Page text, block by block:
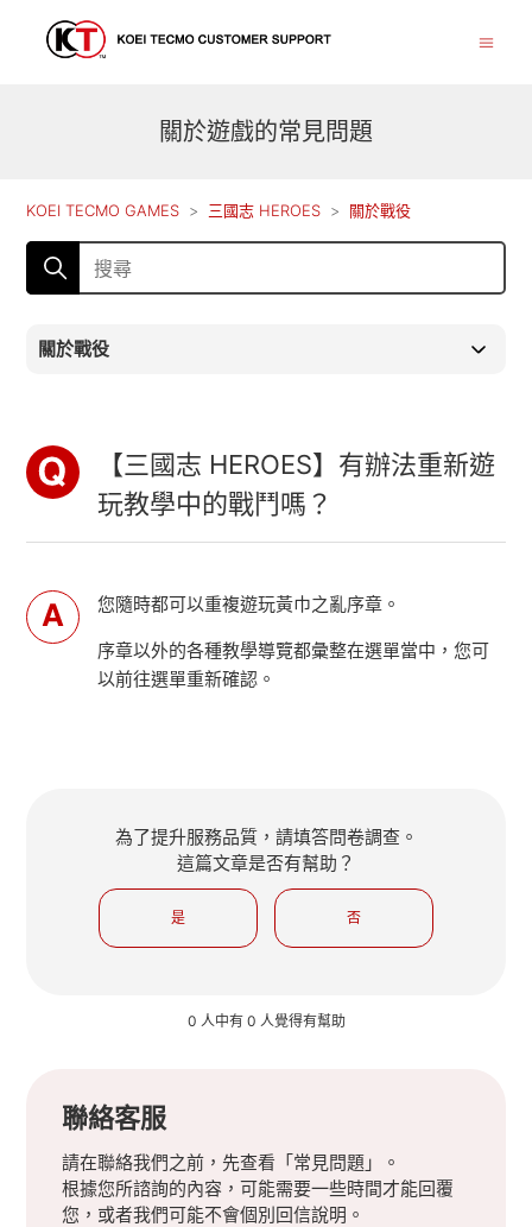
關於遊戲的常見問題
KOEI TECMO GAMES 三國志 HEROES 關於戰役
關於戰役
【三國志 HEROES】有辦法重新遊
玩教學中的戰鬥嗎？
您隨時都可以重複遊玩黃巾之亂序章。
序章以外的各種教學導覽都彙整在選單當中，您可
以前往選單重新確認。
為了提升服務品質，請填答問卷調查。
這篇文章是否有幫助？
是 否
0 人中有 0 人覺得有幫助
聯絡客服
請在聯絡我們之前，先查看「常見問題」。
根據您所諮詢的內容，可能需要一些時間才能回覆
您，或者我們可能不會個別回信說明。